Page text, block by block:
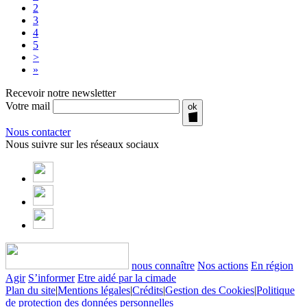
2
3
4
5
>
»
Recevoir notre newsletter
Votre mail
ok
Nous contacter
Nous suivre sur les réseaux sociaux
nous connaître Nos actions En région
Agir S’informer Etre aidé par la cimade
Plan du site|Mentions légales|Crédits|Gestion des Cookies|Politique
de protection des données personnelles